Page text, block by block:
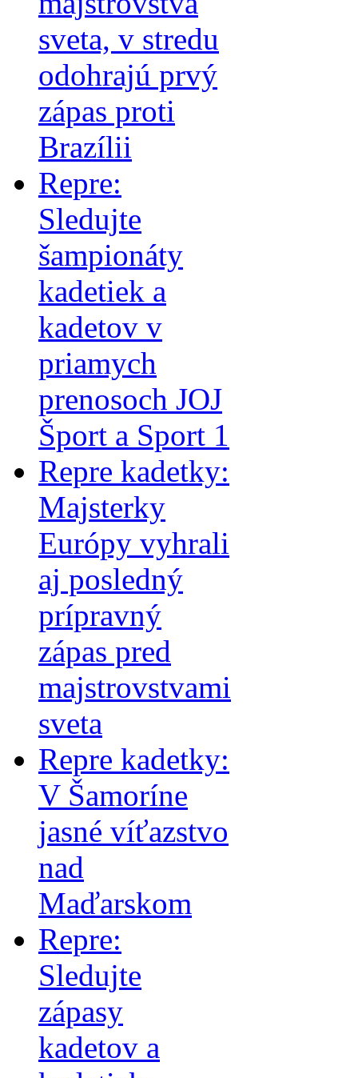
sveta, v stredu
odohrajú prvý
zápas proti
Brazílii
Repre:
Sledujte
šampionáty
kadetiek a
kadetov v
priamych
prenosoch JOJ
Šport a Sport 1
Repre kadetky:
Majsterky
Európy vyhrali
aj posledný
prípravný
zápas pred
majstrovstvami
sveta
Repre kadetky:
V Šamoríne
jasné víťazstvo
nad
Maďarskom
Repre:
Sledujte
zápasy
kadetov a